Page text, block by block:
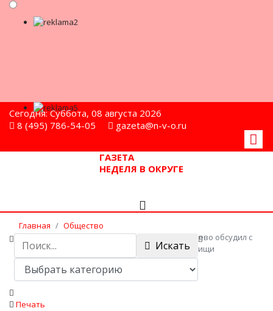
Сегодня: Суббота, 08 августа 2026
8 (495) 786-54-05
gazeta@n-v-o.ru
ГАЗЕТА
НЕДЕЛЯ В ОКРУГЕ
Главная
Общество
Более пяти проблемных тем деревни Юрьево обсудил с
жителями замглавы администрации г.о. Мытищи
Искать
Печать